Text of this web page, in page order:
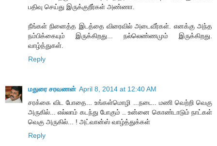
பதிவு செய்து இருக்குறீர்கள் அண்ணா.
நீங்கள் நினைத்த இடத்தை விரைவில் அடைவீர்கள். எனக்கு அந்த
நம்பிக்கையும் இருக்கிறது... நல்லெண்ணமும் இருக்கிறது.
வாழ்த்துகள்.
Reply
மதுரை சரவணன் April 8, 2014 at 12:40 AM
சரக்கை விட போதை... உங்கள்மொழி ...நடை.. மணி வெற்றி வெகு
அருகில்... எல்லாம் கடந்து போகும் .. உன்னை கொண்டாடும் நாட்கள்
வெகு அருகில்... ! அட்வான்ஸ் வாழ்த்துக்கள்
Reply